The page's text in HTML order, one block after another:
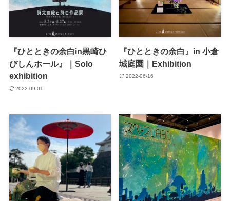
『ひとときの余白in黒崎ひ
びしんホール』｜Solo
exhibition
2022-09-01
『ひとときの余白』in 小倉
城庭園｜Exhibition
2022-06-16